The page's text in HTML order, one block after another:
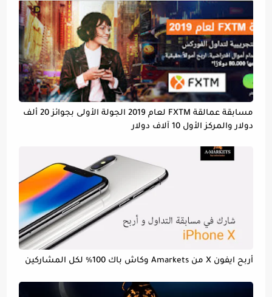
مسابقة عمالقة FXTM لعام 2019 الجولة الأولى بجوائز 20 ألف
دولار والمركز الأول 10 آلاف دولار
أربح ايفون X من Amarkets وكاش باك 100% لكل المشاركين